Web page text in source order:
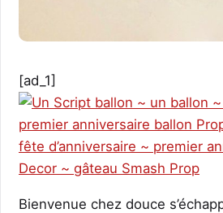
[ad_1]
Bienvenue chez douce